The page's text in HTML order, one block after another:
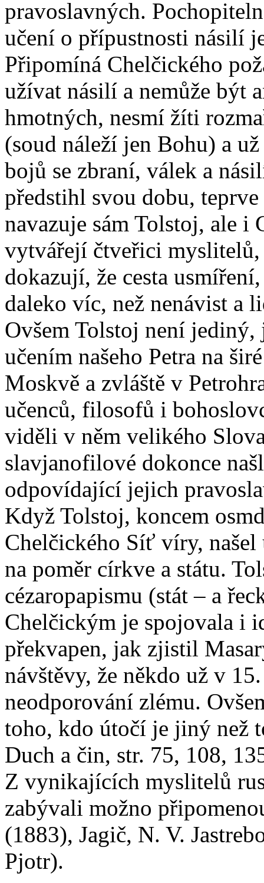
pravoslavných.
učení o přípustnosti násilí
Připomíná Chelčického
užívat násilí a nemůže být
hmotných, nesmí žíti
(soud náleží jen Bohu) a
bojů se zbraní, válek a
předstihl svou dobu,
navazuje sám Tolstoj, ale
vytvářejí čtveřici
dokazují, že cesta
daleko víc, než nenávist a
Ovšem Tolstoj není
učením našeho Petra na
Moskvě a zvláště v
učenců, filosofů i
viděli v něm velikého
slavjanofilové dokonce
odpovídající jejich
Když Tolstoj, koncem
Chelčického Síť víry, našel
na poměr církve a státu.
cézaropapismu (stát – a
Chelčickým je spojovala i
překvapen, jak zjistil
návštěvy, že někdo už v
neodporování zlému.
toho, kdo útočí je jiný než
Duch a čin, str. 75, 108,
Z vynikajících myslitelů
zabývali možno
(1883), Jagič, N. V.
Pjotr).